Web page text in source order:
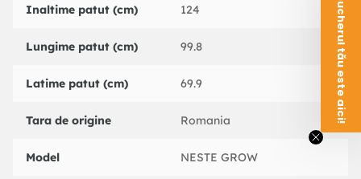
Lungimea minima si maxima a piciorului care ajunge la pat
Distanta intre picioare care ajung la pat, masurata pe
Distanta de la sol pana la cel mai inalt punct al patutului 81
cm
Inaltime Nivel 1 inaltime totala 81 cm, inaltime de la fundul
Inaltime patut (cm) 124
Lungime patut (cm) 99.8
Latime patut (cm) 69.9
Tara de origine Romania
Model NESTE GROW
Voucherul tău este aici!